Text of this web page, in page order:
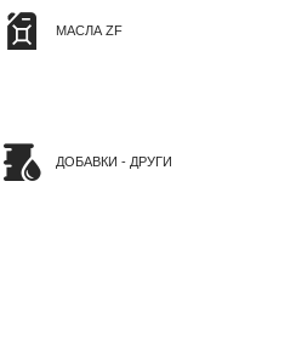
МАСЛА ZF
ДОБАВКИ - ДРУГИ